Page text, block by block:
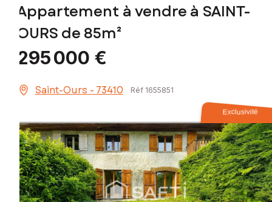
Appartement à vendre à SAINT-
OURS de 85m²
295 000 €
Saint-Ours - 73410 Réf 1655851
Exclusivité